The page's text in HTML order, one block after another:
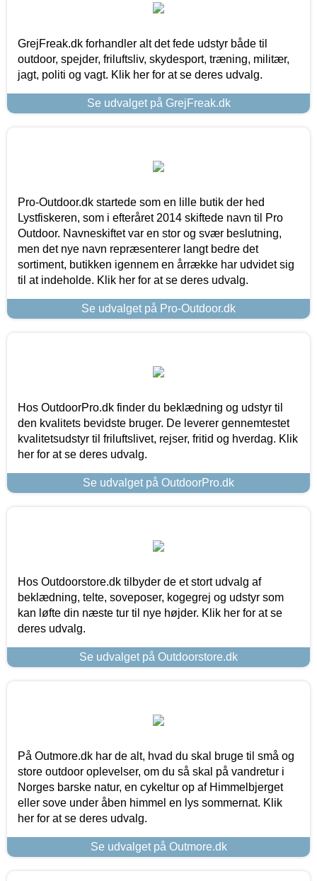
GrejFreak.dk forhandler alt det fede udstyr både til
outdoor, spejder, friluftsliv, skydesport, træning, militær,
jagt, politi og vagt. Klik her for at se deres udvalg.
Se udvalget på GrejFreak.dk
Pro-Outdoor.dk startede som en lille butik der hed
Lystfiskeren, som i efteråret 2014 skiftede navn til Pro
Outdoor. Navneskiftet var en stor og svær beslutning,
men det nye navn repræsenterer langt bedre det
sortiment, butikken igennem en årrække har udvidet sig
til at indeholde. Klik her for at se deres udvalg.
Se udvalget på Pro-Outdoor.dk
Hos OutdoorPro.dk finder du beklædning og udstyr til
den kvalitets bevidste bruger. De leverer gennemtestet
kvalitetsudstyr til friluftslivet, rejser, fritid og hverdag. Klik
her for at se deres udvalg.
Se udvalget på OutdoorPro.dk
Hos Outdoorstore.dk tilbyder de et stort udvalg af
beklædning, telte, soveposer, kogegrej og udstyr som
kan løfte din næste tur til nye højder. Klik her for at se
deres udvalg.
Se udvalget på Outdoorstore.dk
På Outmore.dk har de alt, hvad du skal bruge til små og
store outdoor oplevelser, om du så skal på vandretur i
Norges barske natur, en cykeltur op af Himmelbjerget
eller sove under åben himmel en lys sommernat. Klik
her for at se deres udvalg.
Se udvalget på Outmore.dk